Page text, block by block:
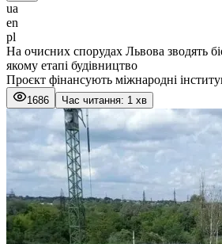
ua
en
pl
На очисних спорудах Львова зводять
якому етапі будівництво
Проєкт фінансують міжнародні
1686 Час читання: 1 хв